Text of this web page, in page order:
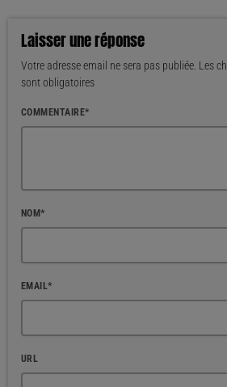
Laisser une réponse
Votre adresse email ne sera pas publiée. Les
sont obligatoires
COMMENTAIRE*
NOM*
EMAIL*
URL